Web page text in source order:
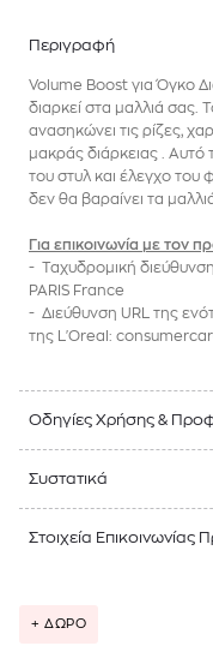
Περιγραφή
Volume Boost για Όγκο
διαρκεί στα μαλλιά σας.
ανασηκώνει τις ρίζες,
μακράς διάρκειας . Αυτό
του στυλ και έλεγχο του
δεν θα βαραίνει τα
Για επικοινωνία με τον
- Ταχυδρομική
PARIS France
- Διεύθυνση URL της
της
L'Oreal :
Οδηγίες Χρήσης &
Συστατικά
Στοιχεία Επικοινωνίας
+ ΔΩΡΟ